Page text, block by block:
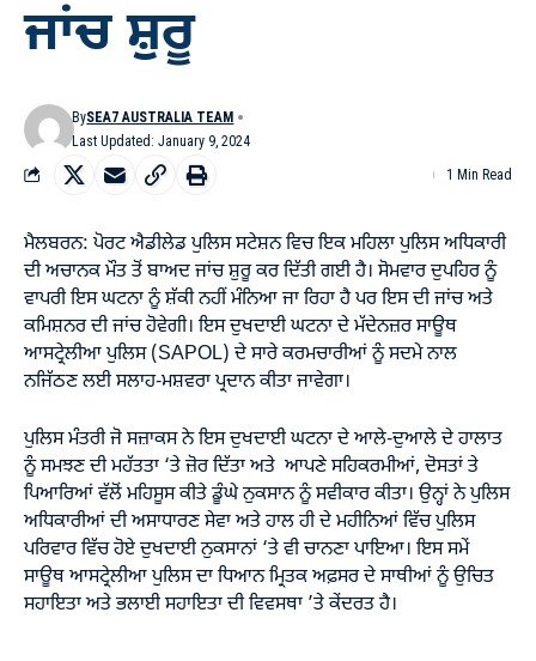
ਜਾਂਚ ਸ਼ੁਰੂ
Last Updated: January 9, 2024
BySEA7 AUSTRALIA TEAM
1 Min Read
ਮੈਲਬਰਨ: ਪੋਰਟ ਐਡੀਲੇਡ ਪੁਲਿਸ ਸਟੇਸ਼ਨ ਵਿਚ ਇਕ ਮਹਿਲਾ ਪੁਲਿਸ ਅਧਿਕਾਰੀ
ਦੀ ਅਚਾਨਕ ਮੌਤ ਤੋਂ ਬਾਅਦ ਜਾਂਚ ਸ਼ੁਰੂ ਕਰ ਦਿੱਤੀ ਗਈ ਹੈ। ਸੋਮਵਾਰ ਦੁਪਹਿਰ ਨੂੰ
ਵਾਪਰੀ ਇਸ ਘਟਨਾ ਨੂੰ ਸ਼ੱਕੀ ਨਹੀਂ ਮੰਨਿਆ ਜਾ ਰਿਹਾ ਹੈ ਪਰ ਇਸ ਦੀ ਜਾਂਚ ਅਤੇ
ਕਮਿਸ਼ਨਰ ਦੀ ਜਾਂਚ ਹੋਵੇਗੀ। ਇਸ ਦੁਖਦਾਈ ਘਟਨਾ ਦੇ ਮੱਦੇਨਜ਼ਰ ਸਾਊਥ
ਆਸਟ੍ਰੇਲੀਆ ਪੁਲਿਸ (SAPOL) ਦੇ ਸਾਰੇ ਕਰਮਚਾਰੀਆਂ ਨੂੰ ਸਦਮੇ ਨਾਲ
ਨਜਿੱਠਣ ਲਈ ਸਲਾਹ-ਮਸ਼ਵਰਾ ਪ੍ਰਦਾਨ ਕੀਤਾ ਜਾਵੇਗਾ।
ਪੁਲਿਸ ਮੰਤਰੀ ਜੋ ਸਜ਼ਾਕਸ ਨੇ ਇਸ ਦੁਖਦਾਈ ਘਟਨਾ ਦੇ ਆਲੇ-ਦੁਆਲੇ ਦੇ ਹਾਲਾਤ
ਨੂੰ ਸਮਝਣ ਦੀ ਮਹੱਤਤਾ ‘ਤੇ ਜ਼ੋਰ ਦਿੱਤਾ ਅਤੇ ਆਪਣੇ ਸਹਿਕਰਮੀਆਂ, ਦੋਸਤਾਂ ਤੇ
ਪਿਆਰਿਆਂ ਵੱਲੋਂ ਮਹਿਸੂਸ ਕੀਤੇ ਡੂੰਘੇ ਨੁਕਸਾਨ ਨੂੰ ਸਵੀਕਾਰ ਕੀਤਾ। ਉਨ੍ਹਾਂ ਨੇ ਪੁਲਿਸ
ਅਧਿਕਾਰੀਆਂ ਦੀ ਅਸਾਧਾਰਣ ਸੇਵਾ ਅਤੇ ਹਾਲ ਹੀ ਦੇ ਮਹੀਨਿਆਂ ਵਿੱਚ ਪੁਲਿਸ
ਪਰਿਵਾਰ ਵਿੱਚ ਹੋਏ ਦੁਖਦਾਈ ਨੁਕਸਾਨਾਂ ‘ਤੇ ਵੀ ਚਾਨਣਾ ਪਾਇਆ। ਇਸ ਸਮੇਂ
ਸਾਊਥ ਆਸਟ੍ਰੇਲੀਆ ਪੁਲਿਸ ਦਾ ਧਿਆਨ ਮ੍ਰਿਤਕ ਅਫ਼ਸਰ ਦੇ ਸਾਥੀਆਂ ਨੂੰ ਉਚਿਤ
ਸਹਾਇਤਾ ਅਤੇ ਭਲਾਈ ਸਹਾਇਤਾ ਦੀ ਵਿਵਸਥਾ ’ਤੇ ਕੇਂਦਰਤ ਹੈ।